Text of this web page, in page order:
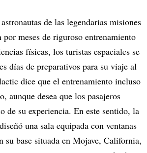
de las legendarias misiones
meses de riguroso entrenamiento
físicas, los turistas espaciales se
días de preparativos para su viaje al
dice que el entrenamiento incluso
aunque desea que los pasajeros
de su experiencia. En este sentido, la
una sala equipada con ventanas
su base situada en Mojave, California,